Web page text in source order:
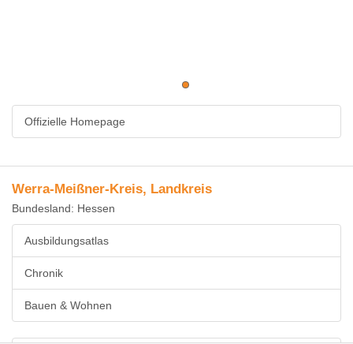
Offizielle Homepage
Werra-Meißner-Kreis, Landkreis
Bundesland: Hessen
Ausbildungsatlas
Chronik
Bauen & Wohnen